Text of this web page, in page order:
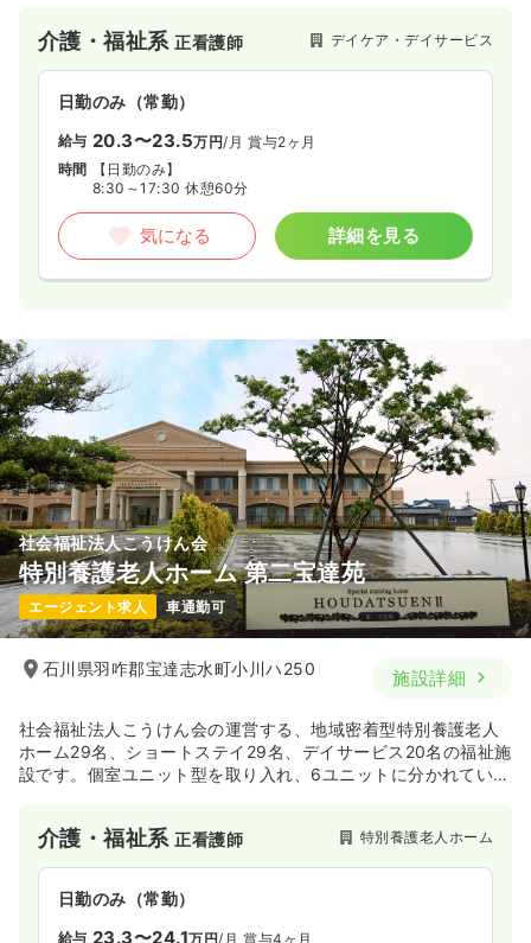
介護・福祉系正看護師 デイケア・デイサービス
日勤のみ（常勤）
給与 20.3〜23.5万円/月 賞与2ヶ月
時間
【日勤のみ】
8:30～17:30 休憩60分
気になる 詳細を見る
社会福祉法人こうけん会
特別養護老人ホーム 第二宝達苑
エージェント求人 車通勤可
石川県羽咋郡宝達志水町小川ハ250 施設詳細
社会福祉法人こうけん会の運営する、地域密着型特別養護老人
ホーム29名、ショートステイ29名、デイサービス20名の福祉施
設です。個室ユニット型を取り入れ、6ユニットに分かれていま
介護・福祉系正看護師 特別養護老人ホーム
日勤のみ（常勤）
給与 23.3〜24.1万円/月 賞与4ヶ月